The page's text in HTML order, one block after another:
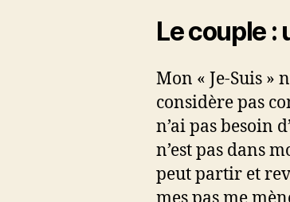
Le couple :
Mon « Je-Suis »
considère pas
n’ai pas besoin
n’est pas dans
peut partir et